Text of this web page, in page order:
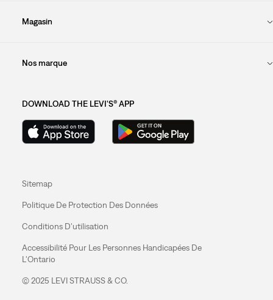
Magasin
Nos marque
DOWNLOAD THE LEVI'S® APP
Sitemap
Politique De Protection Des Données
Conditions D'utilisation
Accessibilité Pour Les Personnes Handicapées De
L'Ontario
© 2025 LEVI STRAUSS & CO.